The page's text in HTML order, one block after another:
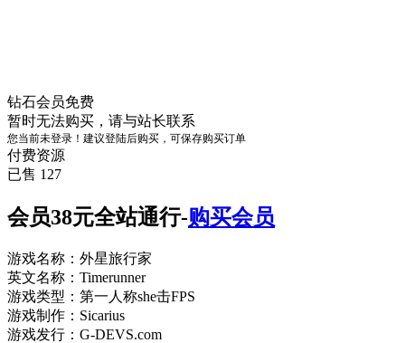
钻石会员免费
暂时无法购买，请与站长联系
您当前未登录！建议登陆后购买，可保存购买订单
付费资源
已售 127
会员38元全站通行-购买会员
游戏名称：外星旅行家
英文名称：Timerunner
游戏类型：第一人称she击FPS
游戏制作：Sicarius
游戏发行：G-DEVS.com